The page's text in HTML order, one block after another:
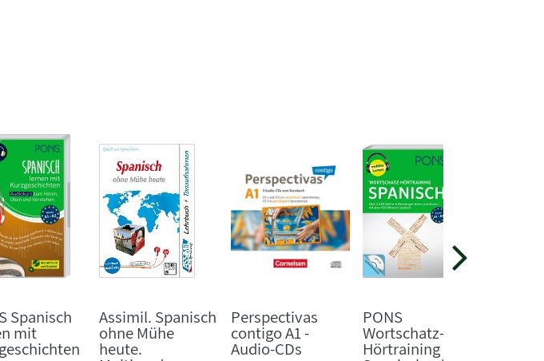
Spanisch
mit
Assimil. Spanisch
ohne Mühe
heute.
Perspectivas
contigo A1 -
Audio-CDs
PONS
Wortschatz-
Hörtraining